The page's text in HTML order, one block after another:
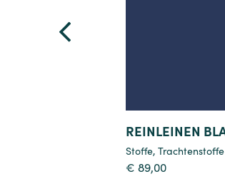
REINLEINEN
Stoffe, Trachtenstoffe
€ 89,00